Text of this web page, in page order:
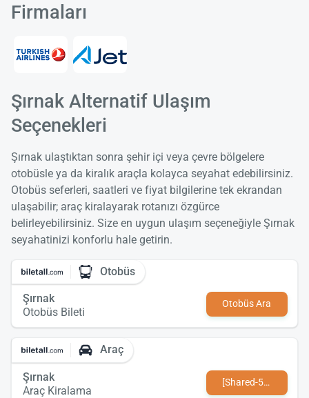
Firmaları
Şırnak Alternatif Ulaşım
Seçenekleri
Şırnak ulaştıktan sonra şehir içi veya çevre bölgelere
otobüsle ya da kiralık araçla kolayca seyahat edebilirsiniz.
Otobüs seferleri, saatleri ve fiyat bilgilerine tek ekrandan
ulaşabilir; araç kiralayarak rotanızı özgürce
belirleyebilirsiniz. Size en uygun ulaşım seçeneğiyle Şırnak
seyahatinizi konforlu hale getirin.
Otobüs
Şırnak
Otobüs Bileti
Otobüs Ara
Araç
Şırnak
Araç Kiralama
[Shared-589-tr-TR value not found]